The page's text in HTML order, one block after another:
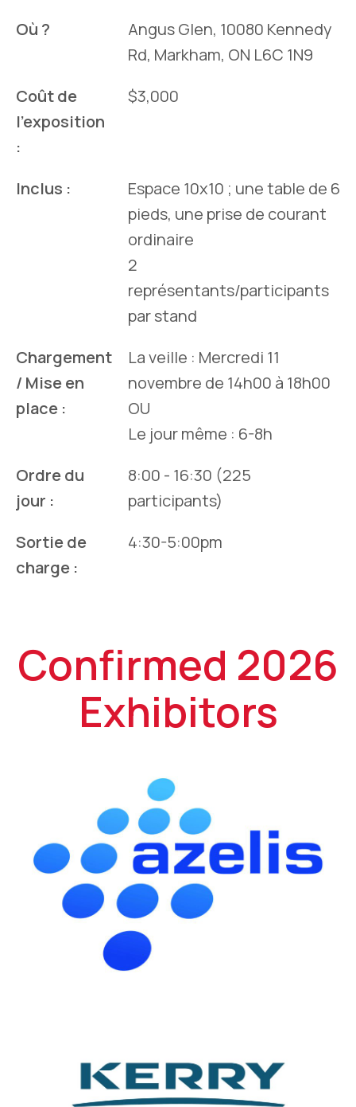
Où ?
Angus Glen, 10080 Kennedy
Rd, Markham, ON L6C 1N9
Coût de
l'exposition
:
$3,000
Inclus :
Espace 10x10 ; une table de 6
pieds, une prise de courant
ordinaire
2
représentants/participants
par stand
Chargement
/ Mise en
place :
La veille : Mercredi 11
novembre de 14h00 à 18h00
OU
Le jour même : 6-8h
Ordre du
jour :
8:00 - 16:30 (225
participants)
Sortie de
charge :
4:30-5:00pm
Confirmed 2026
Exhibitors